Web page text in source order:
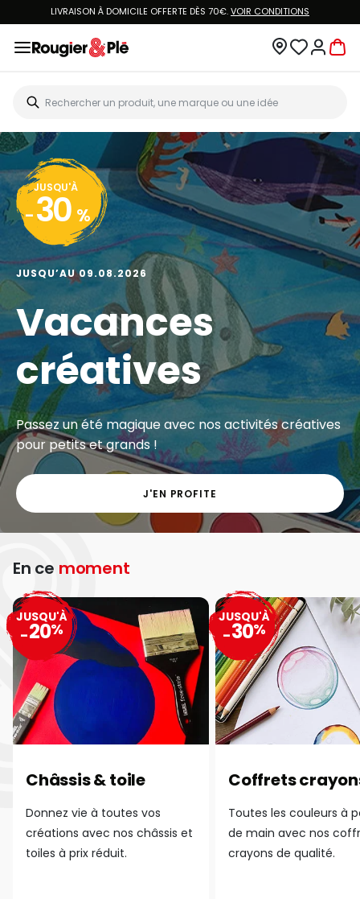
LIVRAISON À DOMICILE OFFERTE DÈS 70€.VOIR CONDITIONS
JUSQU'À
- 30 %
JUSQU’AU 09.08.2026
Vacances
créatives
Passez un été magique avec nos activités créatives
pour petits et grands !
J'EN PROFITE
En ce moment
Châssis & toile
Donnez vie à toutes vos
créations avec nos châssis et
toiles à prix réduit.
JUSQU'À
-20%
Coffrets
Toutes les couleurs à
de main avec nos
crayons de qualité.
JUSQU'À
-30%